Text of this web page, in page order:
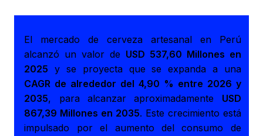
El mercado de cerveza artesanal en Perú
alcanzó un valor de USD 537,60 Millones en
2025 y se proyecta que se expanda a una
CAGR de alrededor del 4,90 % entre 2026 y
2035, para alcanzar aproximadamente USD
867,39 Millones en 2035. Este crecimiento está
impulsado por el aumento del consumo de